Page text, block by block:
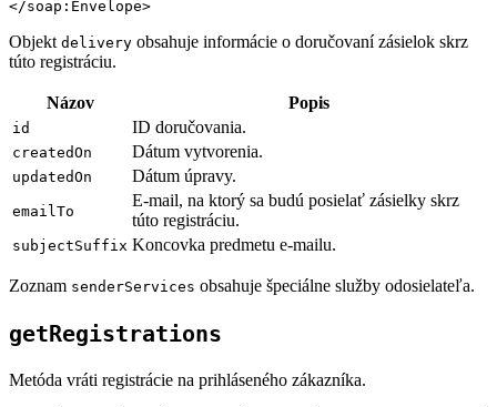
Objekt delivery obsahuje informácie o doručovaní zásielok skrz
túto registráciu.
Názov Popis
id ID doručovania.
createdOn Dátum vytvorenia.
updatedOn Dátum úpravy.
emailTo
E-mail, na ktorý sa budú posielať zásielky skrz
túto registráciu.
subjectSuffix Koncovka predmetu e-mailu.
Zoznam senderServices obsahuje špeciálne služby odosielateľa.
getRegistrations
Metóda vráti registrácie na prihláseného zákazníka.